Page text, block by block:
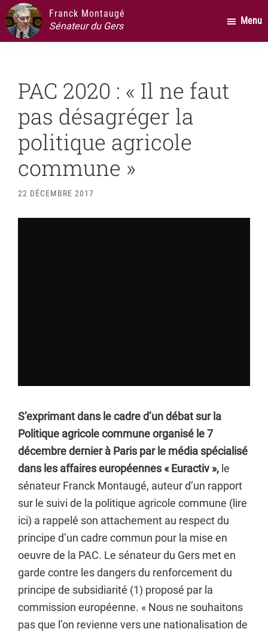
Passer
au
contenu
Passer
la
principale
Passer
au
pied
Franck Montaugé
Sénateur du Gers
Menu
PAC 2020 : « Il ne faut
pas désagréger la
politique agricole
commune »
22 DÉCEMBRE 2017
S’exprimant dans le cadre d’un débat sur la
Politique agricole commune organisé le 7
décembre dernier à Paris par le média spécialisé
dans les affaires européennes « Euractiv », le
sénateur Franck Montaugé, auteur d’un rapport
sur le suivi de la politique agricole commune (lire
ici) a rappelé son attachement au respect du
principe d’un cadre commun pour la mise en
oeuvre de la PAC. Le sénateur du Gers met en
garde contre les dangers du renforcement du
principe de subsidiarité (1) proposé par la
commission européenne. « Nous ne souhaitons
pas que l’on revienne vers une nationalisation de